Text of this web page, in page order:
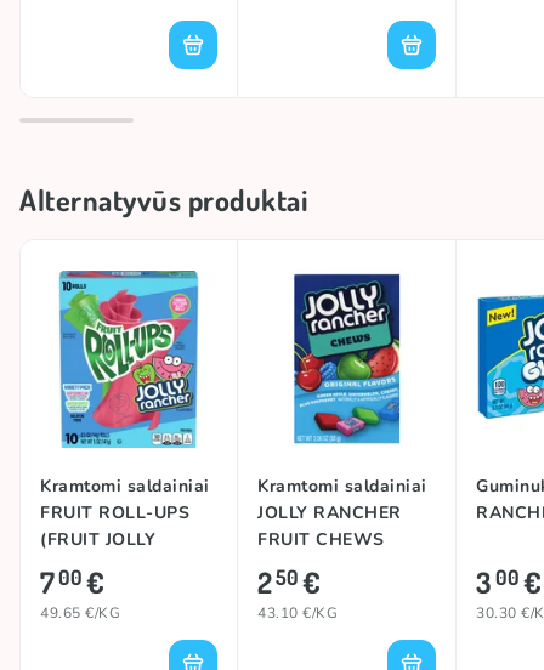
Alternatyvūs produktai
Kramtomi saldainiai
FRUIT ROLL-UPS
(FRUIT JOLLY
RANCHER), 141g
700€
49.65 €/KG
Kramtomi saldainiai
JOLLY RANCHER
FRUIT CHEWS
(ORIGINAL), 58g
250€
43.10 €/KG
300€
30.30 €/